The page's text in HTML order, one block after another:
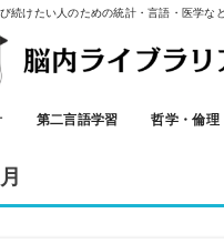
続けたい人のための統計・言語・医学な
第二言語学習 哲学・倫理